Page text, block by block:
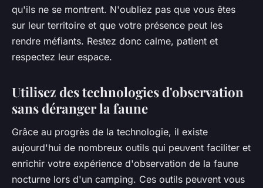
qu'ils ne se montrent. N'oubliez pas que vous êtes
sur leur territoire et que votre présence peut les
rendre méfiants. Restez donc calme, patient et
respectez leur espace.
Utilisez des technologies d'observation
sans déranger la faune
Grâce au progrès de la technologie, il existe
aujourd'hui de nombreux outils qui peuvent faciliter et
enrichir votre expérience d'observation de la faune
nocturne lors d'un camping. Ces outils peuvent vous